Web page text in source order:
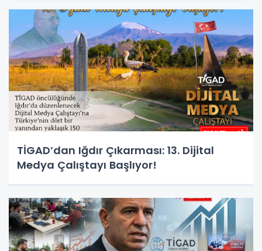
TİGAD’dan Iğdır Çıkarması: 13. Dijital
Medya Çalıştayı Başlıyor!